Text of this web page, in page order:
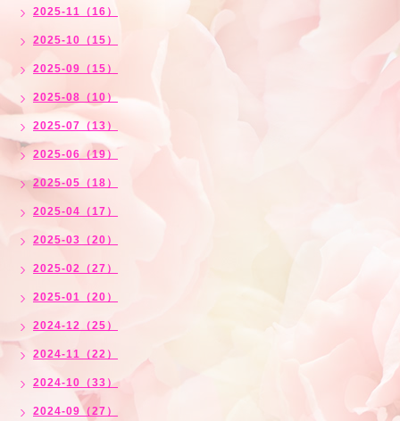
2025-11（16）
2025-10（15）
2025-09（15）
2025-08（10）
2025-07（13）
2025-06（19）
2025-05（18）
2025-04（17）
2025-03（20）
2025-02（27）
2025-01（20）
2024-12（25）
2024-11（22）
2024-10（33）
2024-09（27）